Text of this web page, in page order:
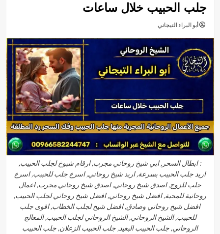
جلب الحبيب خلال ساعات
أبو البراء التيجاني
: ابطال السحر, ابي شيخ روحاني مجرب, ارقام شيوخ لجلب الحبيب,
اريد جلب الحبيب بسرعة, اريد شيخ روحاني, اسرع جلب للحبيب, اسرع
جلب للزوج, اصدق شيخ روحاني, اصدق شيخ روحاني مجرب, اعمال
روحانية للمحبة, افضل شيخ روحاني, افضل شيخ روحاني لجلب الحبيب,
افضل شيخ روحاني وصادق, افضل شيخ لجلب الخطاب, اقوى جلب
للحبيب, الشيخ الروحاني, الشيخ الروحاني لجلب الحبيب, المعالج
الروحاني, جلب الحبيب البعيد, جلب الحبيب الزعلان, جلب الحبيب